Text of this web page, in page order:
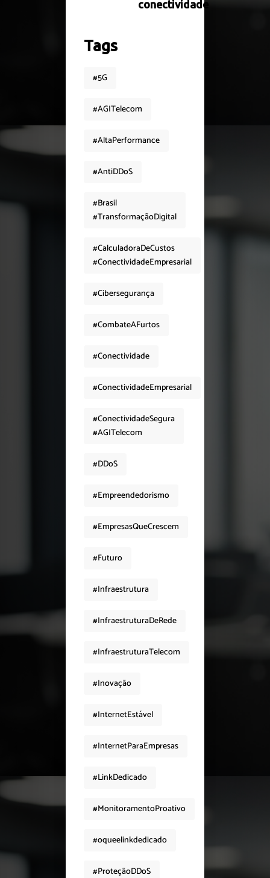
conectividade
Tags
#5G
#AGITelecom
#AltaPerformance
#AntiDDoS
#Brasil
#TransformaçãoDigital
#CalculadoraDeCustos
#ConectividadeEmpresarial
#Cibersegurança
#CombateAFurtos
#Conectividade
#ConectividadeEmpresarial
#ConectividadeSegura
#AGITelecom
#DDoS
#Empreendedorismo
#EmpresasQueCrescem
#Futuro
#Infraestrutura
#InfraestruturaDeRede
#InfraestruturaTelecom
#Inovação
#InternetEstável
#InternetParaEmpresas
#LinkDedicado
#MonitoramentoProativo
#oqueelinkdedicado
#ProteçãoDDoS